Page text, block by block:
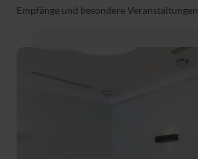
Empfänge und besondere Veranstaltungen